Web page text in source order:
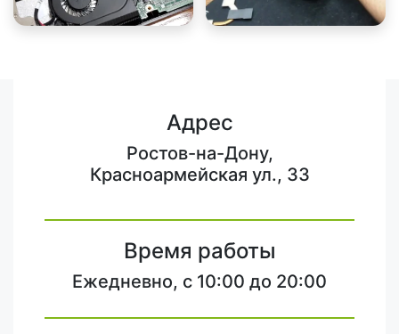
Адрес
Ростов-на-Дону,
Красноармейская ул., 33
Время работы
Ежедневно, с 10:00 до 20:00